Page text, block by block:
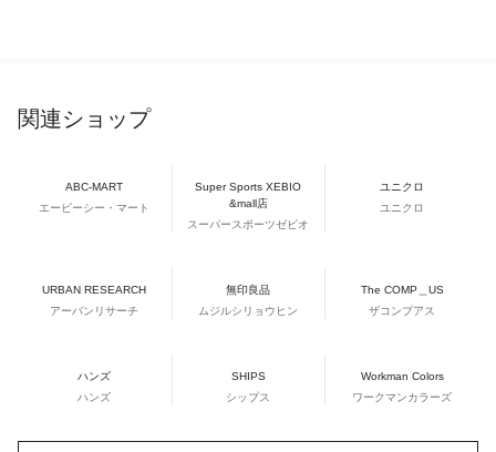
関連ショップ
ABC-MART
エービーシー・マート
Super Sports XEBIO
&mall店
スーパースポーツゼビオ
ユニクロ
ユニクロ
URBAN RESEARCH
アーバンリサーチ
無印良品
ムジルシリョウヒン
The COMP＿US
ザコンプアス
ハンズ
ハンズ
SHIPS
シップス
Workman Colors
ワークマンカラーズ